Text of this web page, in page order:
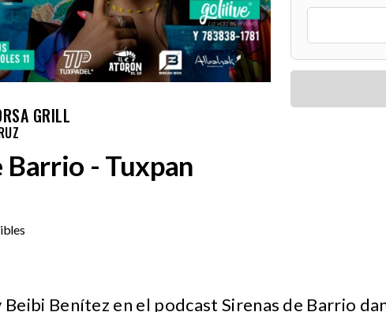
GRILL
Barrio - Tuxpan
Beibi Benítez en el podcast Sirenas de Barrio